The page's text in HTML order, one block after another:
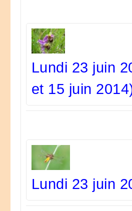
Lundi 23 juin
et 15 juin
Lundi 23 juin